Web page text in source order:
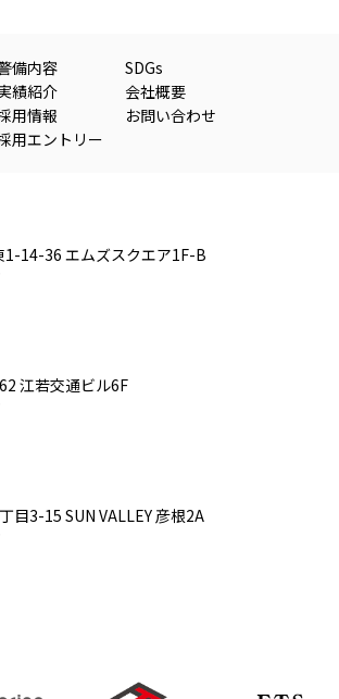
備内容
績紹介
用情報
用エントリー
SDGs
会社概要
お問い合わせ
1-14-36 エムズスクエア1F-B
江若交通ビル6F
目3-15 SUN VALLEY 彦根2A